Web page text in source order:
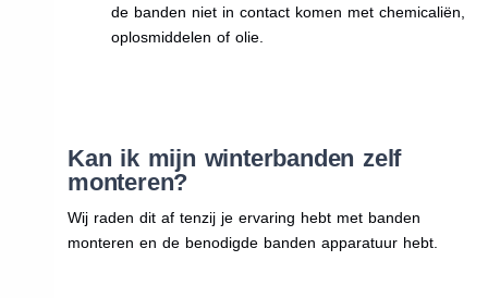
de banden niet in contact komen met chemicaliën,
oplosmiddelen of olie.
Kan ik mijn winterbanden zelf
monteren?
Wij raden dit af tenzij je ervaring hebt met banden
monteren en de benodigde banden apparatuur hebt.